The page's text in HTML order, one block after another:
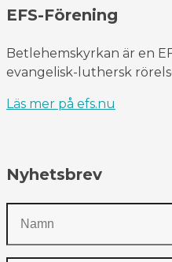
EFS-Förening
Betlehemskyrkan är en
evangelisk-luthersk
Läs mer på efs.nu
Nyhetsbrev